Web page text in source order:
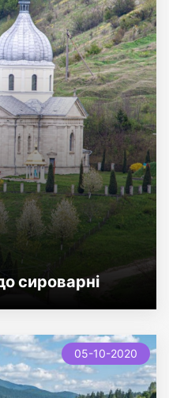
сироварні
05-10-2020